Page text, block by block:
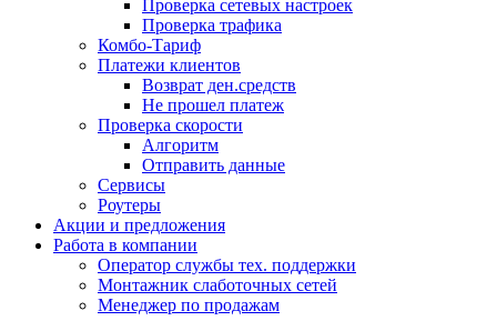
Проверка сетевых настроек
Проверка трафика
Комбо-Тариф
Платежи клиентов
Возврат ден.средств
Не прошел платеж
Проверка скорости
Алгоритм
Отправить данные
Сервисы
Роутеры
Акции и предложения
Работа в компании
Оператор службы тех. поддержки
Монтажник слаботочных сетей
Менеджер по продажам